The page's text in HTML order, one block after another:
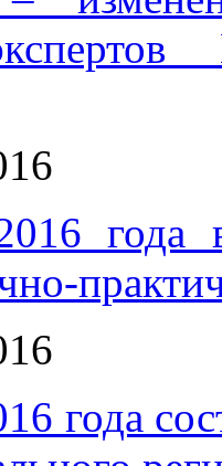
года